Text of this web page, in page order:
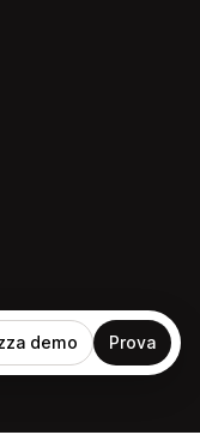
demo Prova